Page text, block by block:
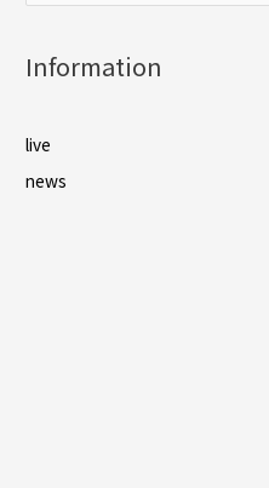
シ
ン
Information
live
news